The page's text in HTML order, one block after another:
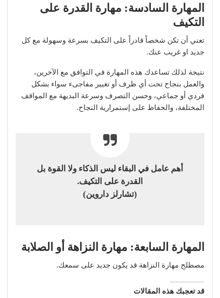
المهارة السادسة: مهارة القدرة على
التكيف
تعني أن تكن شخصاً قادراً على التكيف بسرعة وسهولة مع كل
جديد او غريب عنك.
نتيجة لذلك تساعدك هذه المهارة في التوافق مع الآخرين،
والعمل بنجاح تحت أي ظرف أو تغيير مفاجىء سواء بشكل
فردي أو جماعي، وحسن التصرف وسرعة البديهة مع المواقف
المختلفة، والحفاظ على إستمرارية النجاح.
أهم عامل في البقاء ليس الذكاء ولا القوة بل
القدرة على التكيف.
(تشارلز داروين)
المهارة السابعة: مهارة النزاهة أو الصلابة
مصطلح مهارة النزاهة قد يكون جديد على سمعك.
قد تعجبك هذه المقالات